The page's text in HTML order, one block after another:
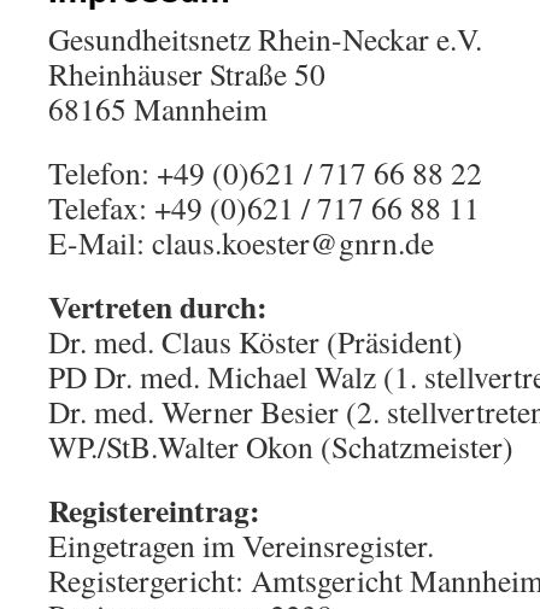
Gesundheitsnetz Rhein-Neckar e.V.
Rheinhäuser Straße 50
68165 Mannheim
Telefon: +49 (0)621 / 717 66 88 22
Telefax: +49 (0)621 / 717 66 88 11
E-Mail: claus.koester@gnrn.de
Vertreten durch:
Dr. med. Claus Köster (Präsident)
PD Dr. med. Michael Walz (1.
Dr. med. Werner Besier (2.
WP./StB.Walter Okon (Schatzmeister)
Registereintrag:
Eingetragen im Vereinsregister.
Registergericht: Amtsgericht